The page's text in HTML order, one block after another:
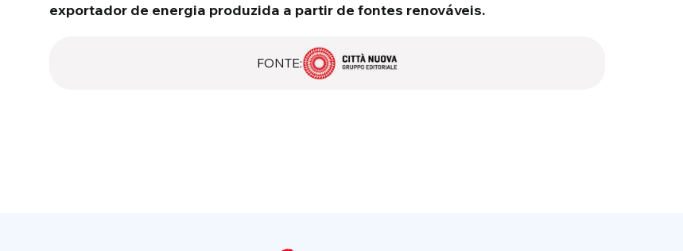
exportador de energia produzida a partir de fontes renováveis.
FONTE: